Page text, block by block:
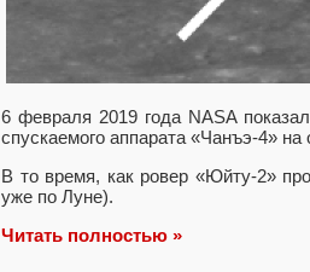
6 февраля 2019 года NASA
спускаемого аппарата «Чанъэ-4»
В то время, как ровер «Юйту-2»
уже по Луне).
Читать полностью »